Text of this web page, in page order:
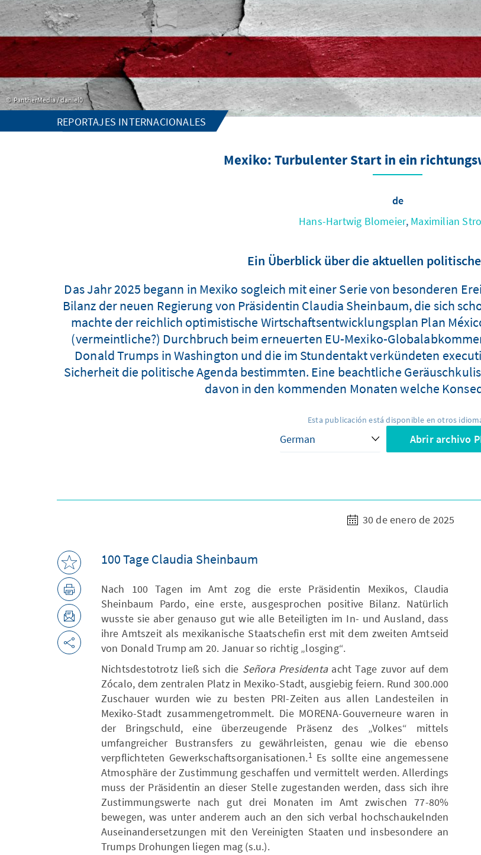
PantherMedia / daniel0
REPORTAJES INTERNACIONALES
Mexiko: Turbulenter Start in ein
de
Hans-Hartwig Blomeier, Maximilian
Ein Überblick über die aktuellen
Das Jahr 2025 begann in Mexiko sogleich mit einer Serie von besonderen
Bilanz der neuen Regierung von Präsidentin Claudia Sheinbaum, die sich
machte der reichlich optimistische Wirtschaftsentwicklungsplan Plan
(vermeintliche?) Durchbruch beim erneuerten EU-Mexiko-
Donald Trumps in Washington und die im Stundentakt verkündeten
Sicherheit die politische Agenda bestimmten. Eine beachtliche
davon in den kommenden Monaten welche
Esta publicación está disponible en otros
Abrir archivo
30 de enero de 2025
100 Tage Claudia Sheinbaum
Nach 100 Tagen im Amt zog die erste Präsidentin Mexikos, Claudia
Sheinbaum Pardo, eine erste, ausgesprochen positive Bilanz. Natürlich
wusste sie aber genauso gut wie alle Beteiligten im In- und Ausland, dass
ihre Amtszeit als mexikanische Staatschefin erst mit dem zweiten Amtseid
von Donald Trump am 20. Januar so richtig „losging“.
Nichtsdestotrotz ließ sich die Señora Presidenta acht Tage zuvor auf dem
Zócalo, dem zentralen Platz in Mexiko-Stadt, ausgiebig feiern. Rund 300.000
Zuschauer wurden wie zu besten PRI-Zeiten aus allen Landesteilen in
Mexiko-Stadt zusammengetrommelt. Die MORENA-Gouverneure waren in
der Bringschuld, eine überzeugende Präsenz des „Volkes“ mittels
umfangreicher Bustransfers zu gewährleisten, genau wie die ebenso
verpflichteten Gewerkschaftsorganisationen.1Es sollte eine angemessene
Atmosphäre der Zustimmung geschaffen und vermittelt werden. Allerdings
muss der Präsidentin an dieser Stelle zugestanden werden, dass sich ihre
Zustimmungswerte nach gut drei Monaten im Amt zwischen 77-80%
bewegen, was unter anderem auch an den sich verbal hochschaukelnden
Auseinandersetzungen mit den Vereinigten Staaten und insbesondere an
Trumps Drohungen liegen mag (s.u.).